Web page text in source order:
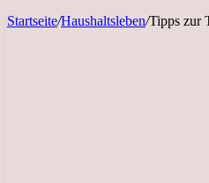
Startseite/Haushaltsleben/Tipps zur